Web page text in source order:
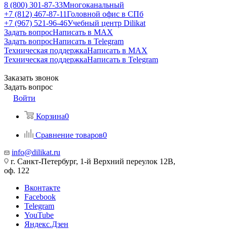
8 (800) 301-87-33Многоканальный
+7 (812) 467-87-11Головной офис в СПб
+7 (967) 521-96-46Учебный центр Dilikat
Задать вопросНаписать в MAX
Задать вопросНаписать в Telegram
Техническая поддержкаНаписать в MAX
Техническая поддержкаНаписать в Telegram
Заказать звонок
Задать вопрос
Войти
Корзина0
Сравнение товаров0
info@dilikat.ru
г. Санкт-Петербург, 1-й Верхний переулок 12В,
оф. 122
Вконтакте
Facebook
Telegram
YouTube
Яндекс.Дзен